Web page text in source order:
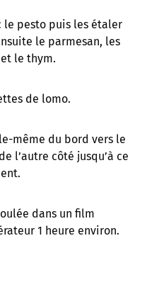
le pesto puis les étaler
le parmesan, les
le thym.
de lomo.
même du bord vers le
l’autre côté jusqu’à ce
dans un film
1 heure environ.